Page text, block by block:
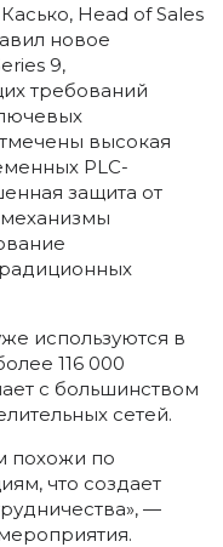
Head of Sales
новое
9,
требований
высокая
PLC-
защита от
используются в
116 000
с большинством
сетей.
похожи по
что создает
—